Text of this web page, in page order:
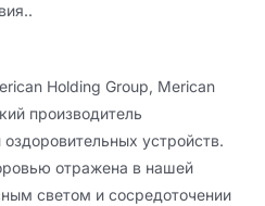
Holding Group, Merican
производитель
устройств.
отражена в нашей
светом и сосредоточении